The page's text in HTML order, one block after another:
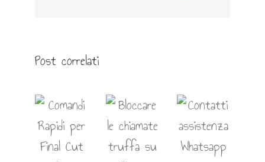
Post correlati